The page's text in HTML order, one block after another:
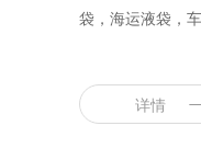
袋，海运液袋，
详情